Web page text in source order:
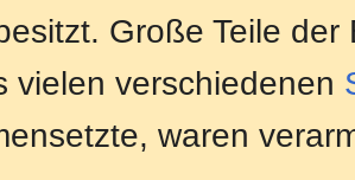
Große Teile der
vielen verschiedenen
waren